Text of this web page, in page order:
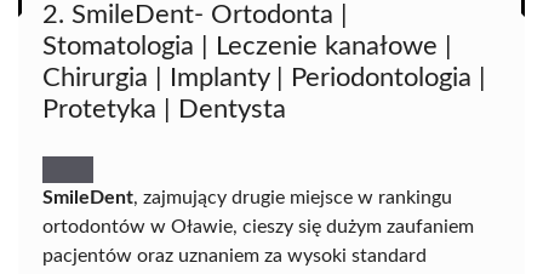
2. SmileDent- Ortodonta |
Stomatologia | Leczenie kanałowe |
Chirurgia | Implanty | Periodontologia |
Protetyka | Dentysta
SmileDent, zajmujący drugie miejsce w rankingu
ortodontów w Oławie, cieszy się dużym zaufaniem
pacjentów oraz uznaniem za wysoki standard